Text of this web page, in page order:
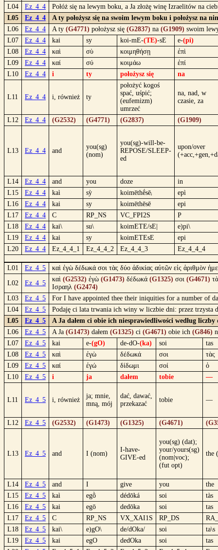
L04
Ez_4_4
Połóż się na lewym boku, a Ja złożę winę Izraelitów na
L05
Ez_4_4
A ty położysz się na swoim lewym boku i położysz na
L06
Ez_4_4 A ty (G4771) położysz się (G2837) na (G1909) swoim
L07
Ez_4_4 kai sy koi-mE-(TE)-sE e-(pi)
L08
Ez_4_4 καὶ σὺ κοιμηθήσῃ
ἐπὶ
L09
Ez_4_4 καί σύ κοιμάω
ἐπί
L10
Ez_4_4 i ty położysz się na
L11 Ez_4_4 i, również ty
położyć kogoś
spać, uśpić;
(eufemizm)
umrzeć
na, nad, w
czasie, za
L12 Ez_4_4 (G2532) (G4771) (G2837) (G1909)
L13 Ez_4_4 and
you(sg)
(nom)
you(sg)-will-be-
REPOSE/SLEEP-
ed
upon/over
L14 Ez_4_4 and you doze
in
L15
Ez_4_4 kaì sỳ koimēthḗsēᵢ
epì
L16
Ez_4_4 kai sy koimēthēsē
epi
L17
Ez_4_4 C RP_NS VC_FPI2S
P
L18
Ez_4_4 kai\ su\ koimETE/sE|
e)pi\
L19
Ez_4_4 kai sy koimETEsE
epi
L20
Ez_4_4 Ez_4_4_1 Ez_4_4_2 Ez_4_4_3 Ez_4_4_4
L01 Ez_4_5 καὶ ἐγὼ δέδωκά σοι τὰς δύο ἀδικίας αὐτῶν εἰς ἀριθμὸν
L02 Ez_4_5
καὶ (G2532) ἐγὼ (G1473) δέδωκά (G1325) σοι (G4671)
Ισραηλ (G2474)
L03
Ez_4_5
For I have appointed thee their iniquities for a number of
L04
Ez_4_5
Podaję ci lata trwania ich winy w liczbie dni: przez trzysta
L05
Ez_4_5
A Ja dałem ci obie ich niesprawiedliwości według
L06
Ez_4_5 A Ja (G1473) dałem (G1325) ci (G4671) obie ich (G846)
L07
Ez_4_5 kai e-(gO) de-dO-(ka) soi
tas
L08
Ez_4_5 καὶ ἐγὼ δέδωκά σοι
τὰς
L09
Ez_4_5 καί ἐγώ δίδωμι σοί
ὁ
L10
Ez_4_5 i ja dałem tobie —
L11 Ez_4_5 i, również
ja; mnie,
mną, mój
dać, dawać,
przekazać
tobie —
L12 Ez_4_5 (G2532) (G1473) (G1325) (G4671)
L13 Ez_4_5 and I (nom)
I-have-
GIVE-ed
you(sg) (dat);
your/yours(sg)
(nom|voc);
(fut opt)
the
L14 Ez_4_5 and I give you
the
L15
Ez_4_5 kaì egṑ dédōká soi
tàs
L16
Ez_4_5 kai egō dedōka soi
tas
L17
Ez_4_5 C RP_NS VX_XAI1S RP_DS
L18
Ez_4_5 kai\ e)gO\ de/dOka/ soi
ta\s
L19
Ez_4_5 kai egO dedOka soi
tas